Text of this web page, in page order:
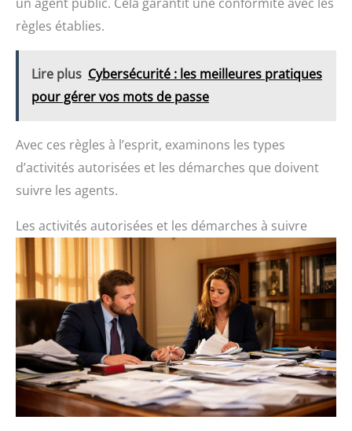
règles établies.
Lire plus Cybersécurité : les meilleures pratiques
pour gérer vos mots de passe
Avec ces règles à l’esprit, examinons les types
d’activités autorisées et les démarches que doivent
suivre les agents.
Les activités autorisées et les démarches à suivre